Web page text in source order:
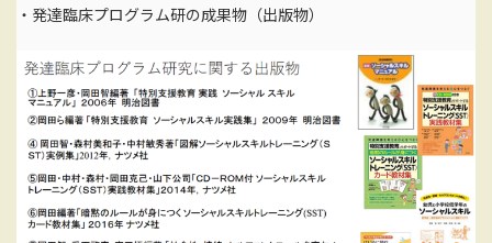
・発達臨床プログラム研の成果物（出版物）